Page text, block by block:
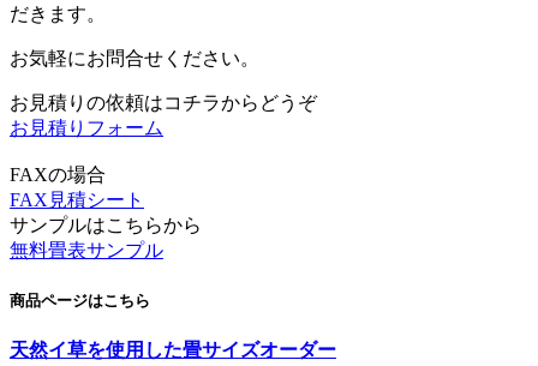
だきます。
お気軽にお問合せください。
お見積りの依頼はコチラからどうぞ
お見積りフォーム
FAXの場合
FAX見積シート
サンプルはこちらから
無料畳表サンプル
商品ページはこちら
天然イ草を使用した畳サイズオーダー